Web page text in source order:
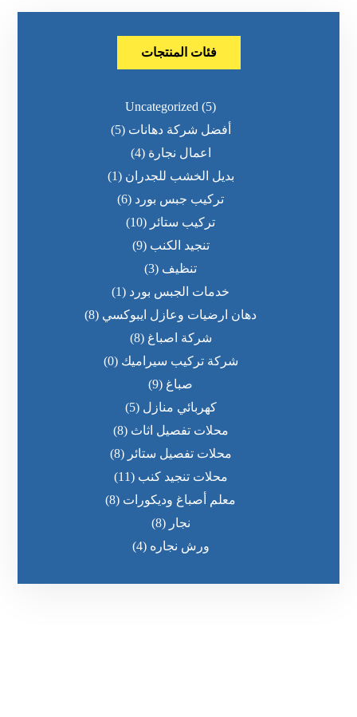
فئات المنتجات
Uncategorized (5)
أفضل شركة دهانات (5)
اعمال نجارة (4)
بديل الخشب للجدران (1)
تركيب جبس بورد (6)
تركيب ستائر (10)
تنجيد الكنب (9)
تنظيف (3)
خدمات الجبس بورد (1)
دهان ارضيات وعازل ايبوكسي (8)
شركة اصباغ (8)
شركة تركيب سيراميك (0)
صباغ (9)
كهربائي منازل (5)
محلات تفصيل اثاث (8)
محلات تفصيل ستائر (8)
محلات تنجيد كنب (11)
معلم أصباغ وديكورات (8)
نجار (8)
ورش نجاره (4)